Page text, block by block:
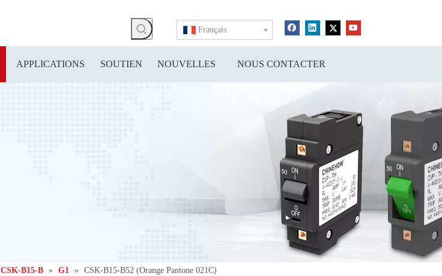
Français
APPLICATIONS SOUTIEN NOUVELLES NOUS CONTACTER
CSK-B15-B » G1 » CSK-B15-B52 (Orange Pantone 021C)